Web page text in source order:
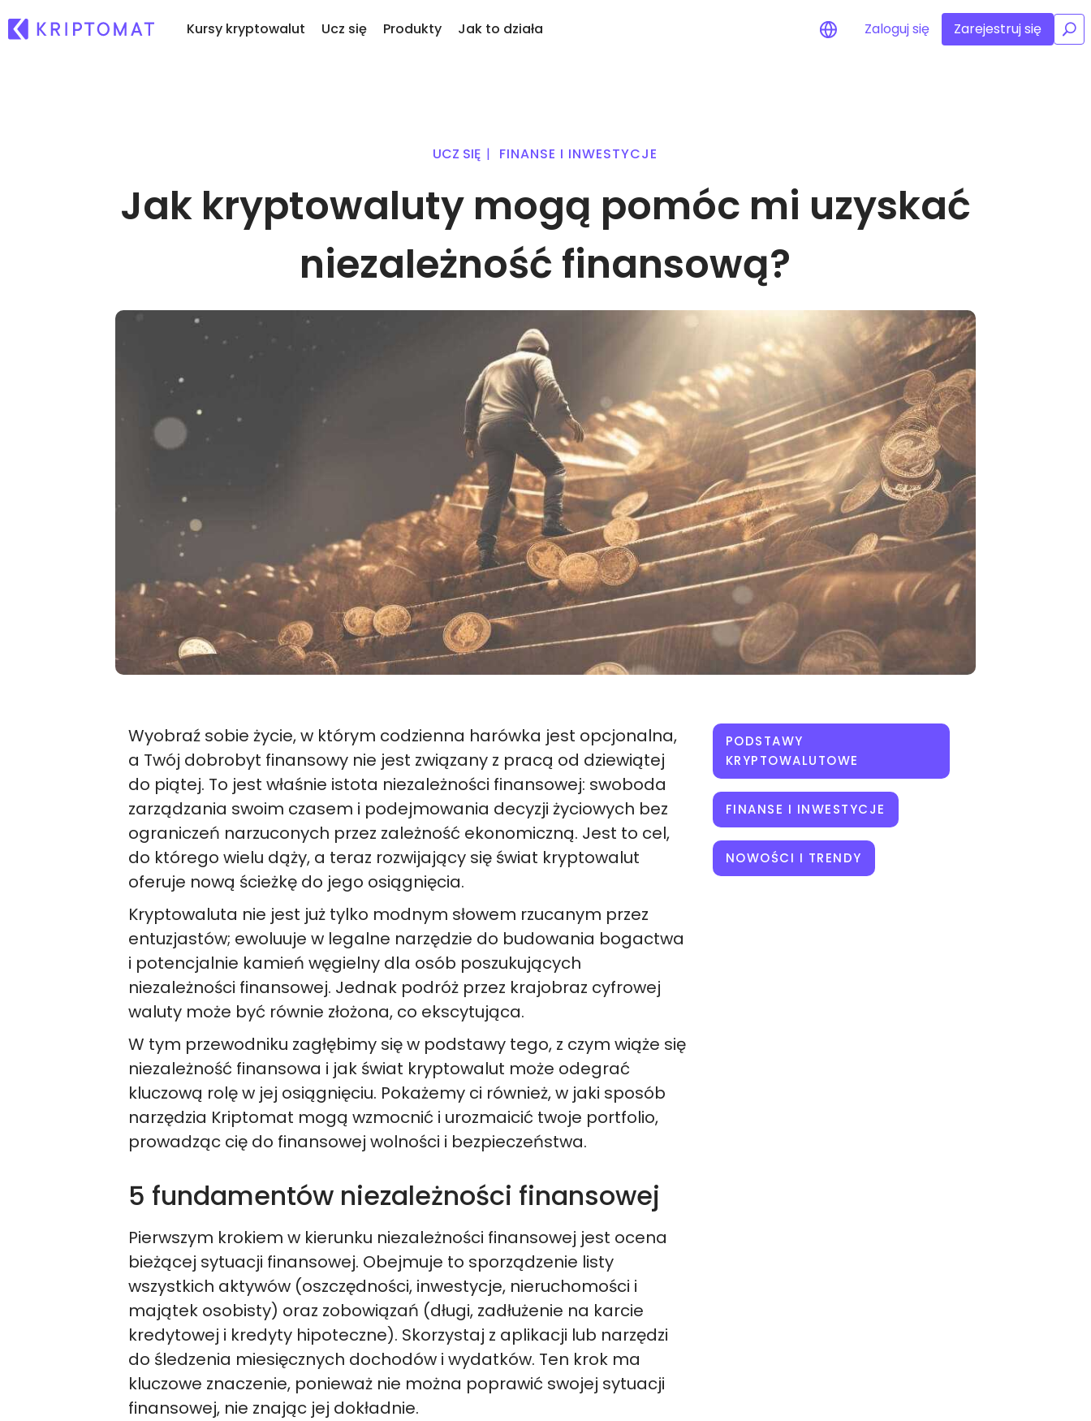
Kursy kryptowalut
Co jeśli za równowartość 100€
...dziś byłoby to warte
Ucz się Produkty
Inteligentne portfolio
Mądry sposób na inwestowanie w
Portfel Kriptomat
Explorer inwestycji
kryptowaluty
Skarbiec
przyszłość
Zakup Cykliczny
Regularnie zaplanowane inwestycje
Odkryj możliwości inwestycyjne
Analiza portfolio
Jak to działa Zaloguj się Zarejestruj się /
UCZ SIĘ | FINANSE I INWESTYCJE
Jak kryptowaluty mogą pomóc mi uzyskać
niezależność finansową?
Wyobraź sobie życie, w którym codzienna harówka jest opcjonalna,
a Twój dobrobyt finansowy nie jest związany z pracą od dziewiątej
do piątej. To jest właśnie istota niezależności finansowej: swoboda
zarządzania swoim czasem i podejmowania decyzji życiowych bez
ograniczeń narzuconych przez zależność ekonomiczną. Jest to cel,
do którego wielu dąży, a teraz rozwijający się świat kryptowalut
oferuje nową ścieżkę do jego osiągnięcia.
Kryptowaluta nie jest już tylko modnym słowem rzucanym przez
entuzjastów; ewoluuje w legalne narzędzie do budowania bogactwa
i potencjalnie kamień węgielny dla osób poszukujących
niezależności finansowej. Jednak podróż przez krajobraz cyfrowej
waluty może być równie złożona, co ekscytująca.
W tym przewodniku zagłębimy się w podstawy tego, z czym wiąże się
niezależność finansowa i jak świat kryptowalut może odegrać
kluczową rolę w jej osiągnięciu. Pokażemy ci również, w jaki sposób
narzędzia Kriptomat mogą wzmocnić i urozmaicić twoje portfolio,
prowadząc cię do finansowej wolności i bezpieczeństwa.
5 fundamentów niezależności finansowej
Pierwszym krokiem w kierunku niezależności finansowej jest ocena
bieżącej sytuacji finansowej. Obejmuje to sporządzenie listy
wszystkich aktywów (oszczędności, inwestycje, nieruchomości i
majątek osobisty) oraz zobowiązań (długi, zadłużenie na karcie
kredytowej i kredyty hipoteczne). Skorzystaj z aplikacji lub narzędzi
do śledzenia miesięcznych dochodów i wydatków. Ten krok ma
kluczowe znaczenie, ponieważ nie można poprawić swojej sytuacji
finansowej, nie znając jej dokładnie.
PODSTAWY
KRYPTOWALUTOWE
FINANSE I INWESTYCJE
NOWOŚCI I TRENDY